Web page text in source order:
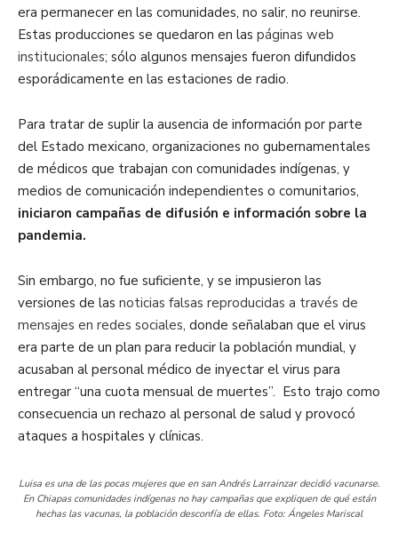
era permanecer en las comunidades, no salir, no reunirse.
Estas producciones se quedaron en las páginas web
institucionales; sólo algunos mensajes fueron difundidos
esporádicamente en las estaciones de radio.
Para tratar de suplir la ausencia de información por parte
del Estado mexicano, organizaciones no gubernamentales
de médicos que trabajan con comunidades indígenas, y
medios de comunicación independientes o comunitarios,
iniciaron campañas de difusión e información sobre la
pandemia.
Sin embargo, no fue suficiente, y se impusieron las
versiones de las noticias falsas reproducidas a través de
mensajes en redes sociales, donde señalaban que el virus
era parte de un plan para reducir la población mundial, y
acusaban al personal médico de inyectar el virus para
entregar “una cuota mensual de muertes”. Esto trajo como
consecuencia un rechazo al personal de salud y provocó
ataques a hospitales y clínicas.
Luisa es una de las pocas mujeres que en san Andrés Larrainzar decidió vacunarse.
En Chiapas comunidades indígenas no hay campañas que expliquen de qué están
hechas las vacunas, la población desconfía de ellas. Foto: Ángeles Mariscal